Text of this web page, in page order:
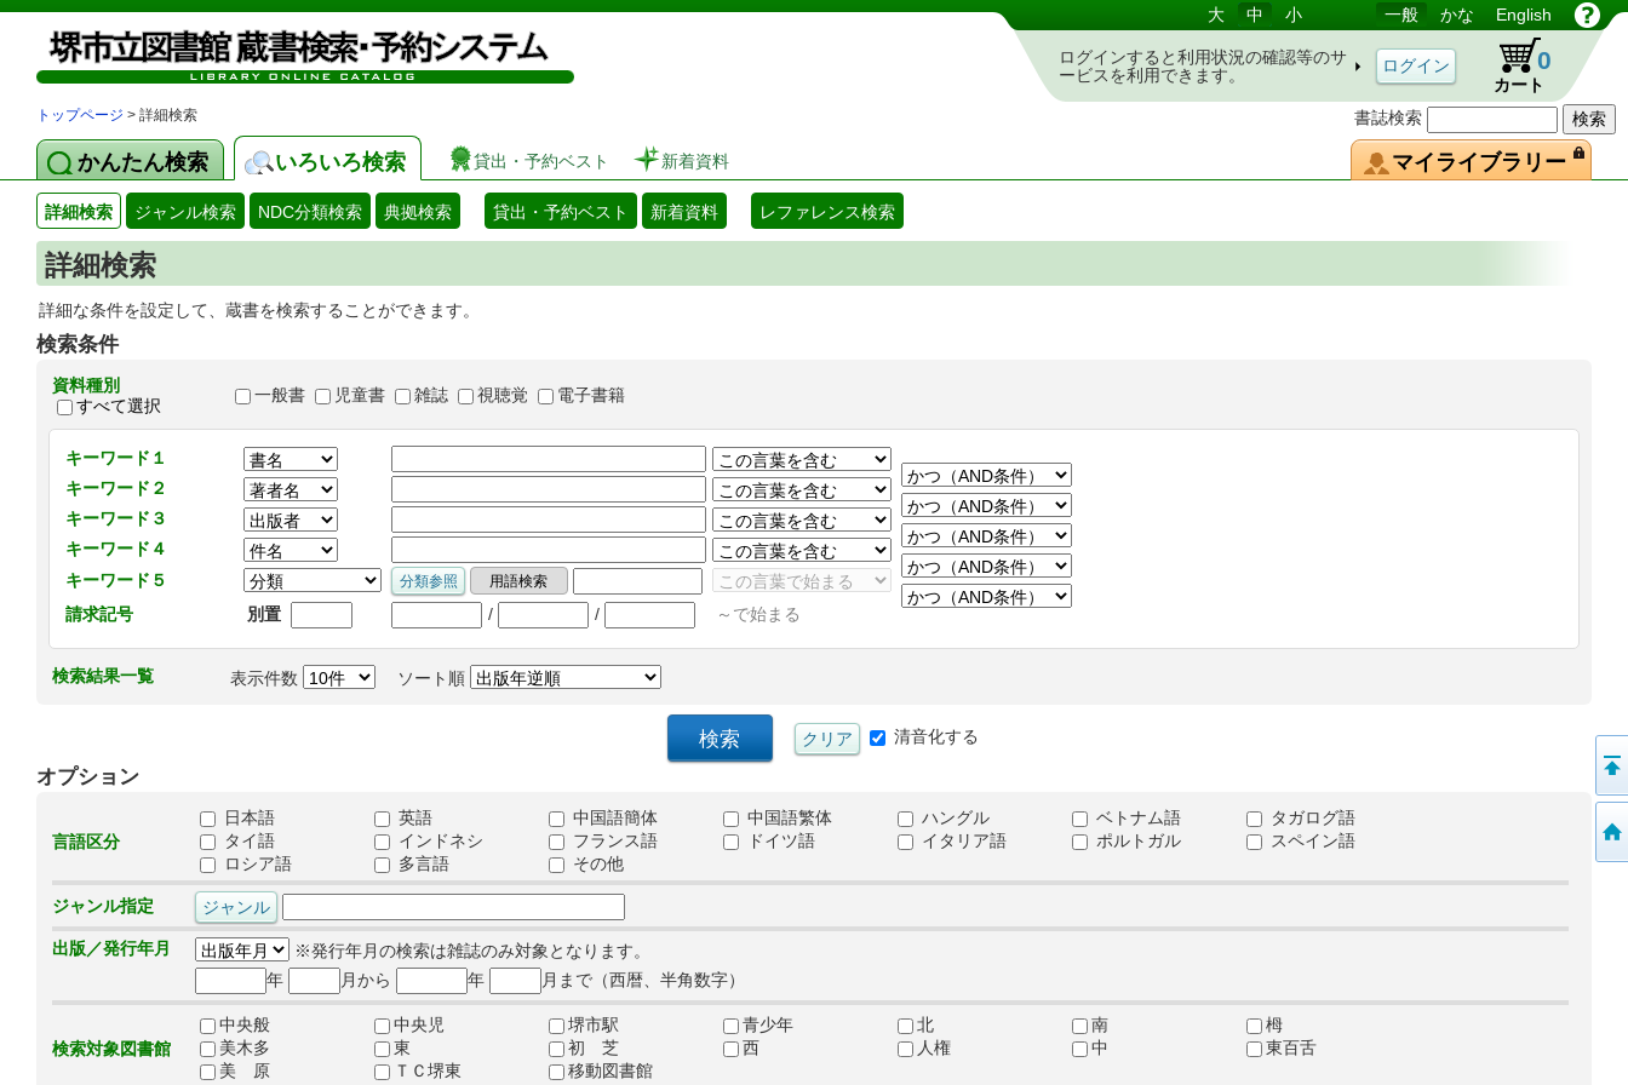
図書館 蔵書検索・予約システム
書誌検索
大 中 小 一般 かな English
ログインすると利用状況の確認等のサ
ービスを利用できます。
カート
0
トップページ > 詳細検索
かんたん検索 いろいろ検索 貸出・予約ベスト 新着資料 マイライブラリー
詳細検索 ジャンル検索 NDC分類検索 典拠検索 貸出・予約ベスト 新着資料 レファレンス検索
詳細検索
詳細な条件を設定して、蔵書を検索することができます。
検索条件
資料種別
すべて選択
一般書 児童書 雑誌 視聴覚 電子書籍
キーワード１
キーワード２
キーワード３
キーワード４
キーワード５
請求記号
別置 / / ～で始まる
検索結果一覧 表示件数 ソート順
清音化する
オプション
言語区分
日本語 英語 中国語簡体 中国語繁体 ハングル ベトナム語
タガログ語
タイ語
インドネシ フランス語 ドイツ語 イタリア語 ポルトガル
スペイン語
ロシア語
多言語 その他
ジャンル指定
出版／発行年月
※発行年月の検索は雑誌のみ対象となります。
年
月から 年 月まで（西暦、半角数字）
検索対象図書館
中央般 中央児 堺市駅 青少年 北 南
栂
美木多
東 初 芝 西 人権 中
東百舌
美 原
ＴＣ堺東 移動図書館